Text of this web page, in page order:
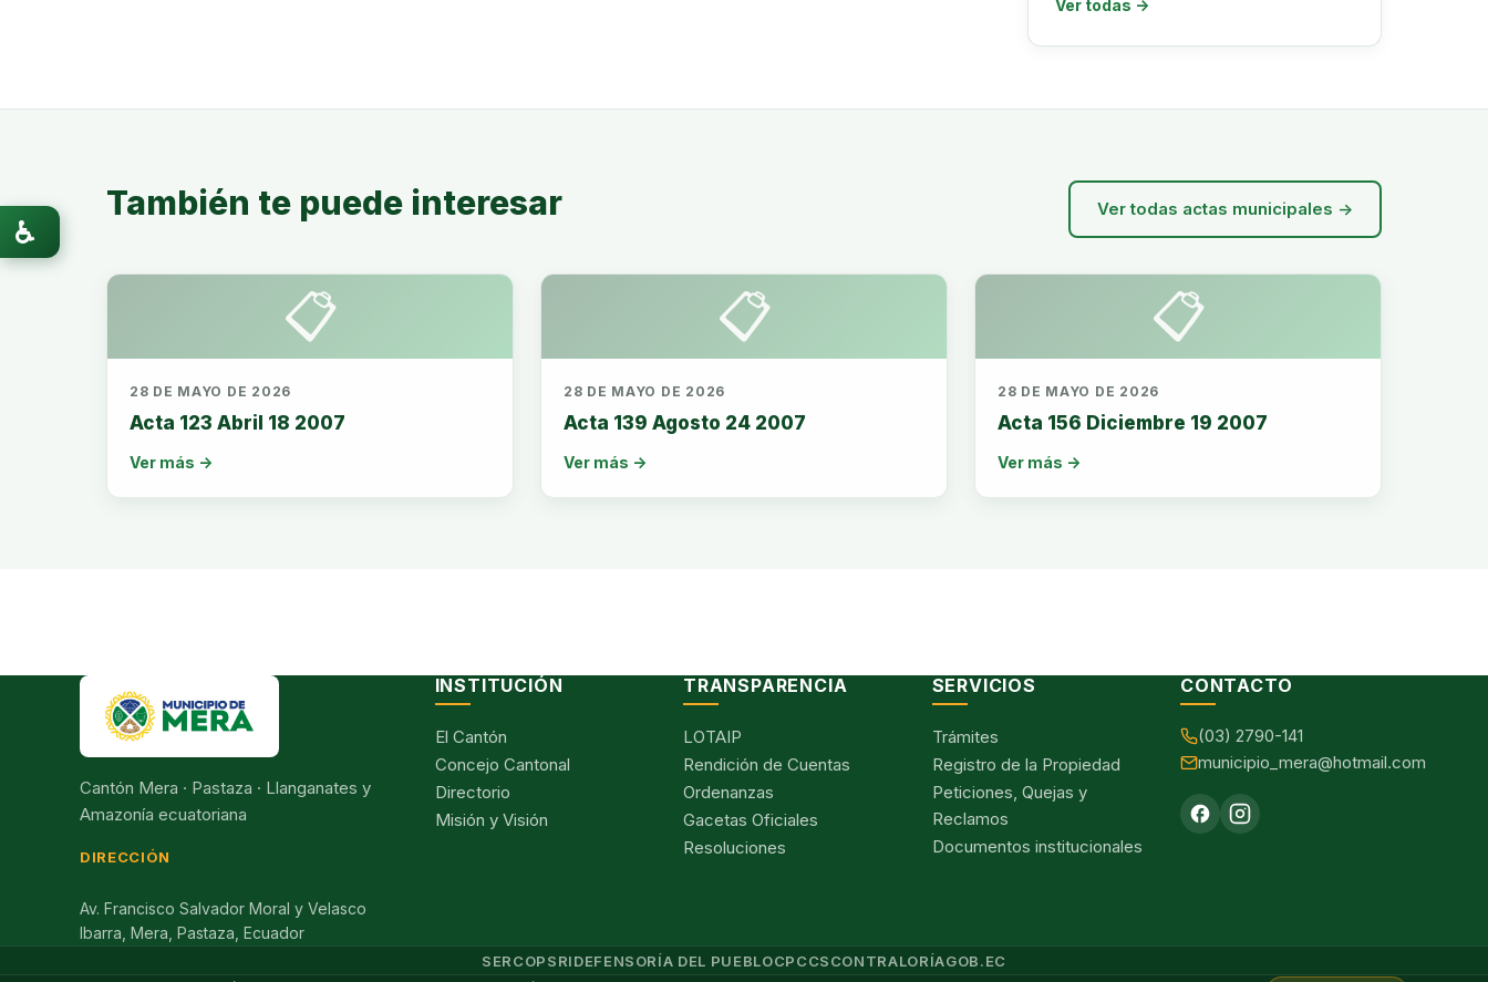
Ver todas →
También te puede interesar Ver todas actas municipales →
📋
28 DE MAYO DE 2026
Acta 123 Abril 18 2007
Ver más →
📋
28 DE MAYO DE 2026
Acta 139 Agosto 24 2007
Ver más →
📋
28 DE MAYO DE 2026
Acta 156 Diciembre 19 2007
Ver más →
Cantón Mera · Pastaza · Llanganates y
Amazonía ecuatoriana
DIRECCIÓN
Av. Francisco Salvador Moral y Velasco
Ibarra, Mera, Pastaza, Ecuador
INSTITUCIÓN
El Cantón
Concejo Cantonal
Directorio
Misión y Visión
TRANSPARENCIA
LOTAIP
Rendición de Cuentas
Ordenanzas
Gacetas Oficiales
Resoluciones
SERVICIOS
Trámites
Registro de la Propiedad
Peticiones, Quejas y
Reclamos
Documentos institucionales
CONTACTO
(03) 2790-141
municipio_mera@hotmail.com
SERCOPSRIDEFENSORÍA DEL PUEBLOCPCCSCONTRALORÍAGOB.EC
♿